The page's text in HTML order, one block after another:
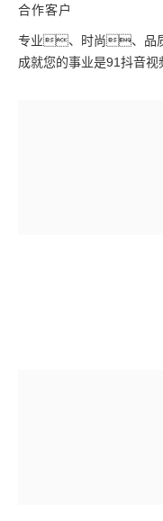
合作客户
专业、时尚、
成就您的事业是91抖音